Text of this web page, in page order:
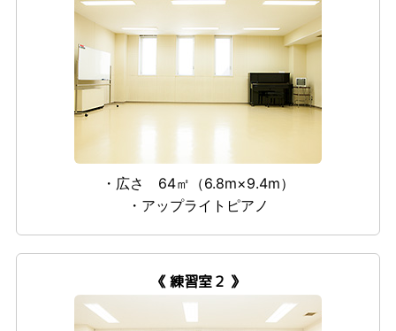
・広さ 64㎡（6.8m×9.4m）
・アップライトピアノ
《 練習室２ 》